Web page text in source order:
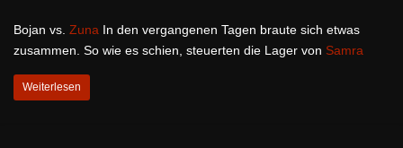
Bojan vs. Zuna In den vergangenen Tagen braute sich etwas
zusammen. So wie es schien, steuerten die Lager von Samra
Weiterlesen